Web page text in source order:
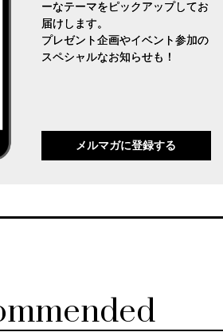
ーなテーマをピックアップしてお
届けします。
プレゼント企画やイベント参加の
スペシャルなお知らせも！
メルマガに登録する